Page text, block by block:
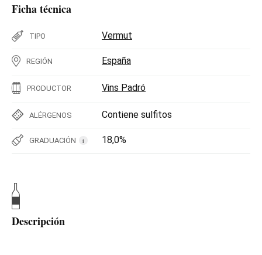
Ficha técnica
TIPO Vermut
REGIÓN España
PRODUCTOR Vins Padró
ALÉRGENOS Contiene sulfitos
GRADUACIÓN i 18,0%
Descripción